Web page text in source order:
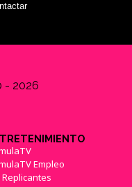
- 2026
Empleo
Replicantes